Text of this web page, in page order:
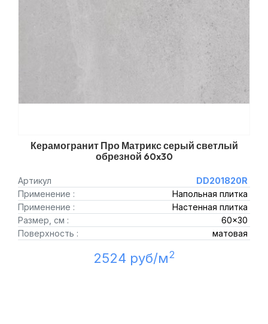
Керамогранит Про Матрикс серый светлый
обрезной 60x30
Артикул
DD201820R
Применение :
Напольная плитка
Применение :
Настенная плитка
Размер, см :
60x30
Поверхность :
матовая
2524 руб/м2